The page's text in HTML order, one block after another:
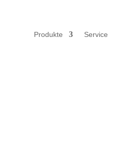
Produkte Service